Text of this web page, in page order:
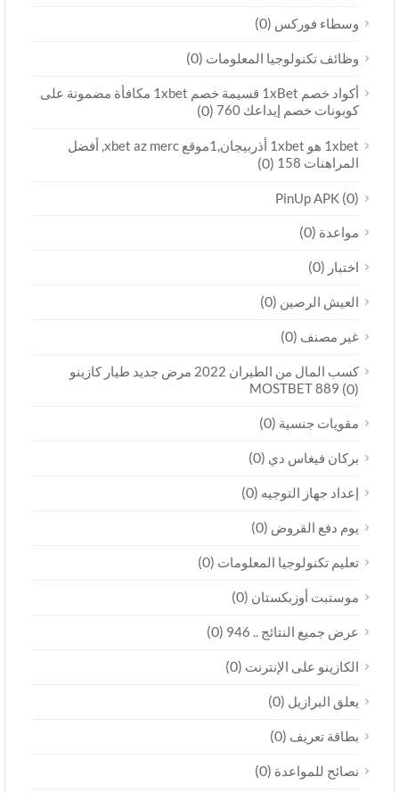
وسطاء فوركس(0)
وظائف تكنولوجيا المعلومات(0)
أكواد خصم 1xBet قسيمة خصم 1xbet مكافأة مضمونة على
كوبونات خصم إيداعك 760 (0)
1xbet هو 1xbet أذربيجان,1موقع xbet az merc, أفضل
المراهنات 158 (0)
PinUp APK(0)
مواعدة(0)
اختبار(0)
العيش الرصين(0)
غير مصنف(0)
كسب المال من الطيران 2022 مرض جديد طيار كازينو
MOSTBET 889(0)
مقويات جنسية(0)
بركان فيغاس دي(0)
إعداد جهاز التوجيه(0)
يوم دفع القروض(0)
تعليم تكنولوجيا المعلومات(0)
موستبت أوزبكستان(0)
عرض جميع النتائج .. 946 (0)
الكازينو على الإنترنت(0)
يعلق البرازيل (0)
بطاقة تعريف(0)
نصائح للمواعدة(0)